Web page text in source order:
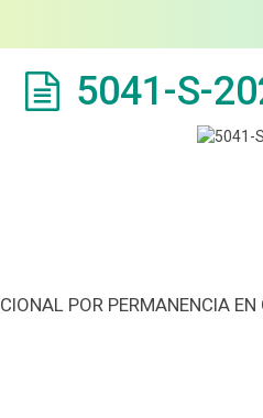
5041-S-
POR PERMANENCIA EN